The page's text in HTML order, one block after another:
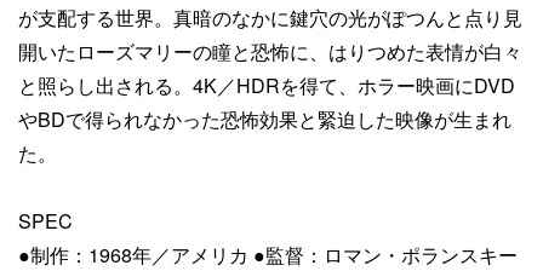
が支配する世界。真暗のなかに鍵穴の光がぽつんと点り見
開いたローズマリーの瞳と恐怖に、はりつめた表情が白々
と照らし出される。4K／HDRを得て、ホラー映画にDVD
やBDで得られなかった恐怖効果と緊迫した映像が生まれ
た。
SPEC
●制作：1968年／アメリカ ●監督：ロマン・ポランスキー